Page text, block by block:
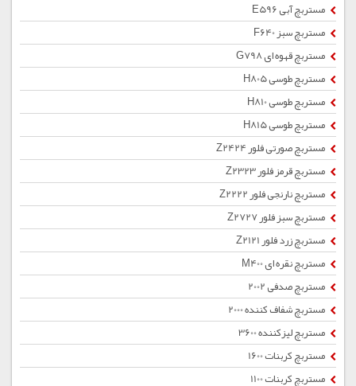
مستربچ آبی E596
مستربچ سبز F640
مستربچ قهوه ای G798
مستربچ طوسی H805
مستربچ طوسی H810
مستربچ طوسی H815
مستربچ صورتی فلور Z2424
مستربچ قرمز فلور Z2323
مستربچ نارنجی فلور Z2222
مستربچ سبز فلور Z2727
مستربچ زرد فلور Z2121
مستربچ نقره ای M400
مستربچ صدفی 2002
مستربچ شفاف کننده 2000
مستربچ لیزکننده 3600
مستربچ کربنات 1600
مستربچ کربنات 1100